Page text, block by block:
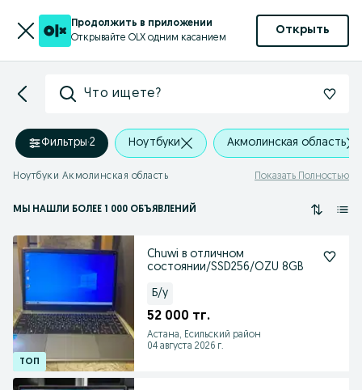
Продолжить в приложении
Открывайте OLX одним касанием
Открыть
Что ищете?
Фильтры·2 Ноутбуки Акмолинская область
Ноутбуки Акмолинская область Показать Полностью
МЫ НАШЛИ БОЛЕЕ 1 000 ОБЪЯВЛЕНИЙ
Chuwi в отличном
состоянии/SSD256/OZU 8GB
Б/у
52 000 тг.
Астана, Есильский район
04 августа 2026 г.